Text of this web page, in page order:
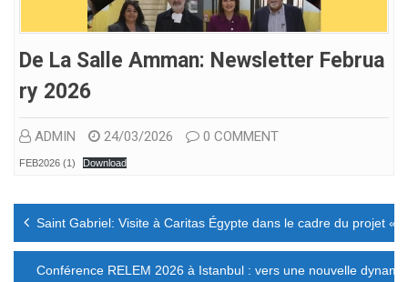
De La Salle Amman: Newsletter Februa
Ry 2026
ADMIN 24/03/2026 0 COMMENT
FEB2026 (1) Download
Navigation
l’article
Saint Gabriel: Visite à Caritas Égypte dans le cadre du projet «
Conférence RELEM 2026 à Istanbul : vers une nouvelle